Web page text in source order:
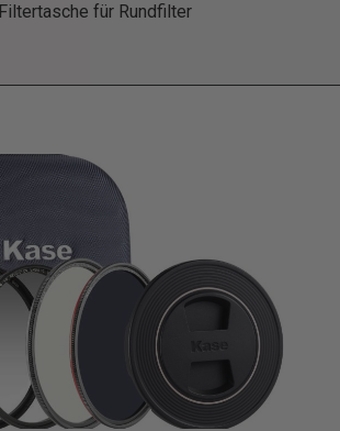
Filtertasche für Rundfilter